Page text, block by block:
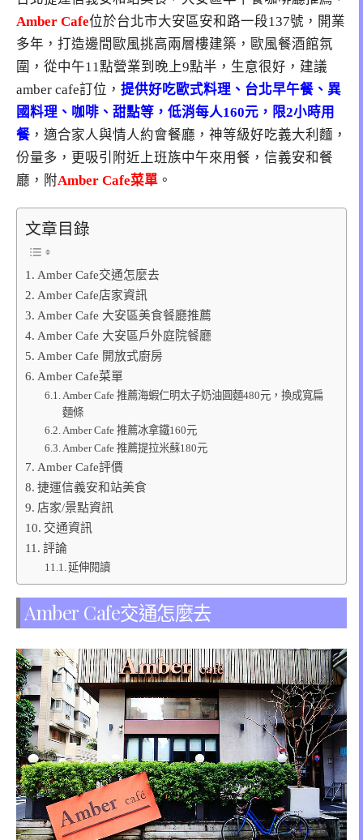
Amber Cafe位於台北市大安區安和路一段137號，開業
多年，打造邊間歐風挑高兩層樓建築，歐風餐酒館氛
圍，從中午11點營業到晚上9點半，生意很好，建議
amber cafe訂位， 提供好吃歐式料理、台北早午餐、異
國料理、咖啡、甜點等，低消每人160元，限2小時用
餐 ，適合家人與情人約會餐廳，神等級好吃義大利麵，
份量多，更吸引附近上班族中午來用餐，信義安和餐
廳，附Amber Cafe菜單 。
文章目錄
Amber Cafe交通怎麼去
Amber Cafe店家資訊
Amber Cafe 大安區美食餐廳推薦
Amber Cafe 大安區戶外庭院餐廳
Amber Cafe 開放式廚房
Amber Cafe菜單
Amber Cafe 推薦海蝦仁明太子奶油圓麵480元，換成寬扁
麵條
Amber Cafe 推薦冰拿鐵160元
Amber Cafe 推薦提拉米蘇180元
Amber Cafe評價
捷運信義安和站美食
店家/景點資訊
交通資訊
評論
延伸閱讀
Amber Cafe交通怎麼去